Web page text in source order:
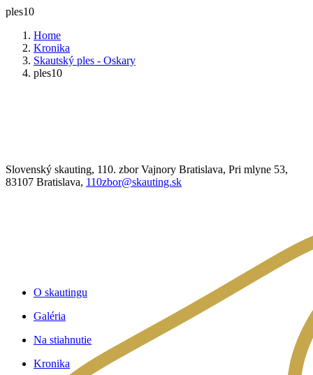
ples10
Home
Kronika
Skautský ples - Oskary
ples10
Slovenský skauting, 110. zbor Vajnory Bratislava, Pri mlyne 53,
83107 Bratislava, 110zbor@skauting.sk
O skautingu
Galéria
Na stiahnutie
Kronika